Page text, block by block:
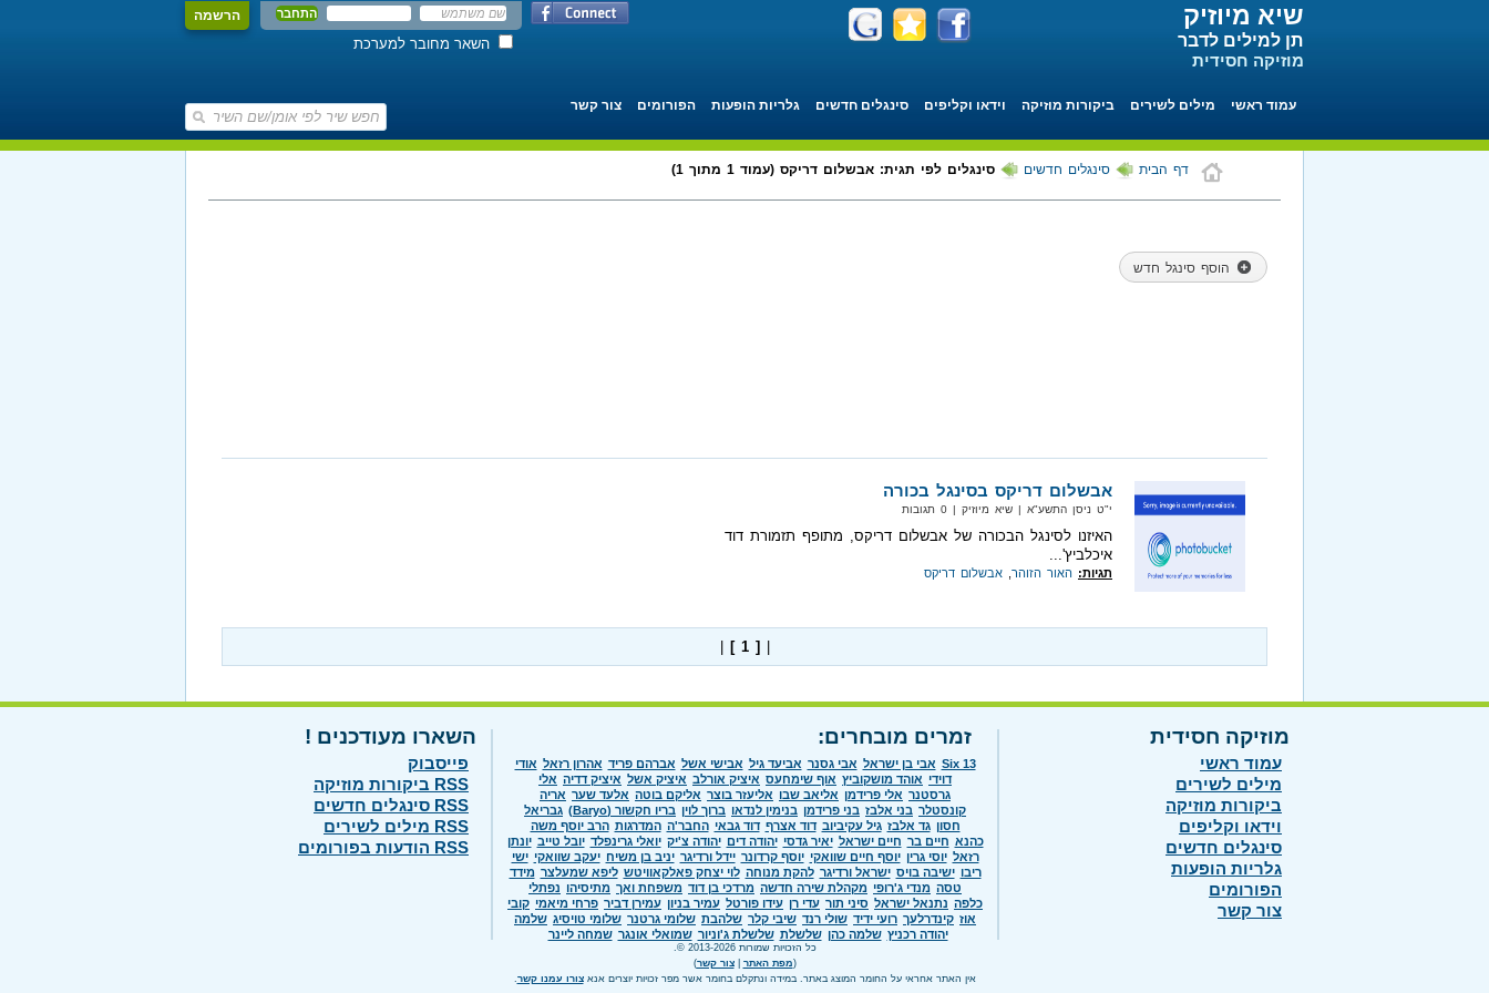
הרשמה
השאר מחובר למערכת
שיא מיוזיק
תן למילים לדבר
מוזיקה חסידית
עמוד ראשי מילים לשירים ביקורות מוזיקה וידאו וקליפים סינגלים חדשים גלריות הופעות הפורומים צור קשר
דף הבית סינגלים חדשים סינגלים לפי תגית: אבשלום דריקס (עמוד 1 מתוך 1)
הוסף סינגל חדש
אבשלום דריקס בסינגל בכורה
י"ט ניסן התשע"א‏ | שיא מיוזיק‏ | 0 תגובות
האיזנו לסינגל הבכורה של אבשלום דריקס, מתופף תזמורת דוד
איכלביץ'...
תגיות: האור הזוהר אבשלום דריקס
[ 1 ]
מוזיקה חסידית
עמוד ראשי
מילים לשירים
ביקורות מוזיקה
וידאו וקליפים
סינגלים חדשים
גלריות הופעות
הפורומים
צור קשר
זמרים מובחרים:
Six 13 אבי בן ישראל אבי גסנר אביעד גיל אבישי אשל אברהם פריד אהרון רזאל אודי
דוידי אוהד מושקוביץ אוף שימחעס איציק אורלב איציק אשל איציק דדיה אלי
גרסטנר אלי פרידמן אליאב שבו אליעזר בוצר אליקם בוטה אלעד שער אריה
קונסטלר בני אלבז בני פרידמן בנימין לנדאו ברוך לוין בריו חקשור (Baryo)
גבריאל
חסון גד אלבז גיל עקיביוב דוד אצרף דוד גבאי החבר'ה המדרגות הרב יוסף משה
כהנא חיים בר חיים ישראל יאיר גדסי יהודה דים יהודה צ'יק יואלי גרינפלד יובל טייב יונתן
רזאל יוסי גרין יוסף חיים שוואקי יוסף קרדונר יידל ורדיגר יניב בן משיח יעקב שוואקי ישי
ריבו ישיבה בויס ישראל ורדיגר להקת מנוחה לוי יצחק פאלקאוויטש ליפא שמעלצר מידד
טסה מנדי ג'רופי מקהלת שירה חדשה מרדכי בן דוד משפחת ואך מתיסיהו נפתלי
כלפה נתנאל ישראל סיני תור עדי רן עידו פורטל עמיר בניון עמירן דביר פרחי מיאמי קובי
אוז קינדרלעך רועי ידיד שולי רנד שיבי קלר שלהבת שלומי גרטנר שלומי טויסיג שלמה
יהודה רכניץ שלמה כהן שלשלת שלשלת ג'וניור שמואלי אונגר שמחה ליינר
השארו מעודכנים !
פייסבוק
RSS ביקורות מוזיקה
RSS סינגלים חדשים
RSS מילים לשירים
RSS הודעות בפורומים
כל הזכויות שמורות 2013-2026 ©.
(מפת האתר |צור קשר)
אין האתר אחראי על החומר המוצג באתר. במידה ונתקלם בחומר אשר מפר זכויות יוצרים אנאצורו עמנו קשר.